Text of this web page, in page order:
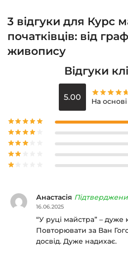
3 відгуки для Курс
початківців: від
живопису
Відгуки
5.00 На основі
Анастасія
16.06.2025
“У руці майстра” –
Повторювати за Ван
досвід. Дуже надихає.